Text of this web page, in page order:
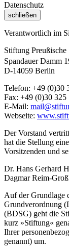
Datenschutz
schließen
Verantwortlich im
Stiftung Preußische
Spandauer Damm
D-14059 Berlin
Telefon: +49 (0)30
Fax: +49 (0)30 325
E-Mail:
Webseite:
Der Vorstand
hat die Stellung
Vorsitzenden und
Dr. Hans Gerhard
Dagmar Reim-
Auf der Grundlage
Grundverordnung
(BDSG) geht die
kurz »Stiftung«
Ihrer
genannt) um.